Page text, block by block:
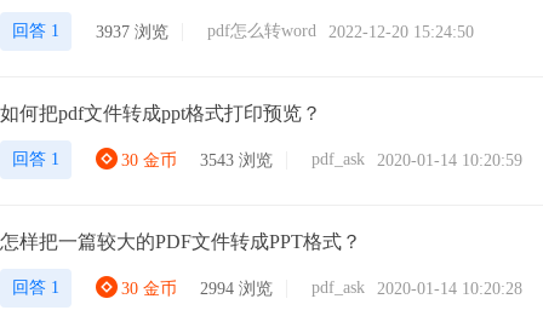
回答 1 3937 浏览 pdf怎么转word 2022-12-20 15:24:50
如何把pdf文件转成ppt格式打印预览？
回答 1 30 金币 3543 浏览 pdf_ask 2020-01-14 10:20:59
怎样把一篇较大的PDF文件转成PPT格式？
回答 1 30 金币 2994 浏览 pdf_ask 2020-01-14 10:20:28